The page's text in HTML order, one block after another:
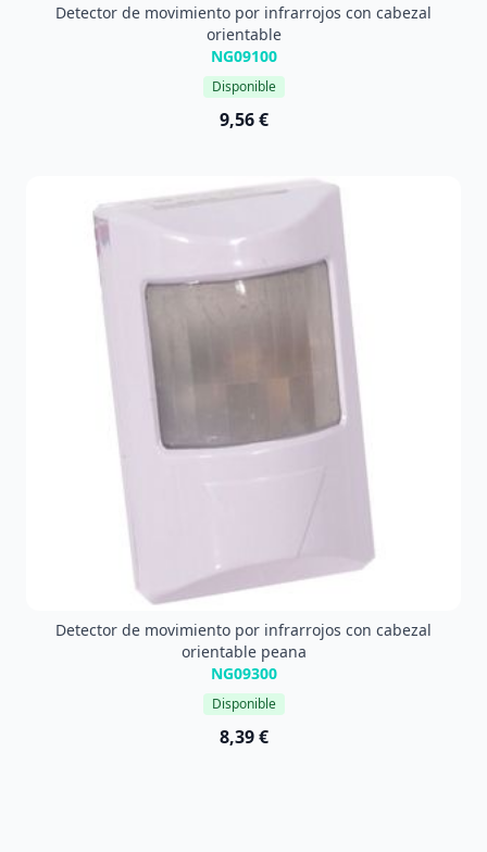
Detector de movimiento por infrarrojos con cabezal
orientable
NG09100
Disponible
9,56 €
Detector de movimiento por infrarrojos con cabezal
orientable peana
NG09300
Disponible
8,39 €